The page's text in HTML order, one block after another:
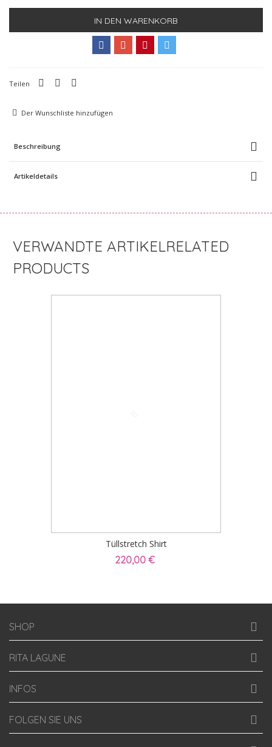
IN DEN WARENKORB
Teilen
Der Wunschliste hinzufügen
Beschreibung
Artikeldetails
RELATED
PRODUCTS
Tüllstretch Shirt
220,00 €
SHOP
RITA LAGUNE
INFOS
FOLGEN SIE UNS